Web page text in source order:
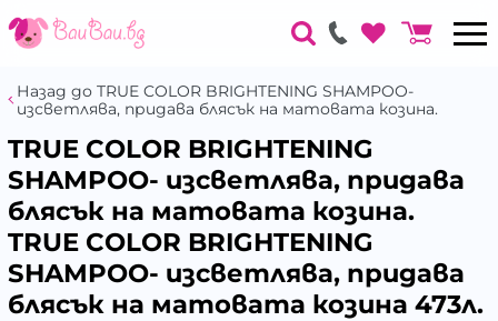
Назад до TRUE COLOR BRIGHTENING SHAMPOO-
изсветлява, придава блясък на матовата козина.
TRUE COLOR BRIGHTENING
SHAMPOO- изсветлява, придава
блясък на матовата козина.
TRUE COLOR BRIGHTENING
SHAMPOO- изсветлява, придава
блясък на матовата козина 473л.